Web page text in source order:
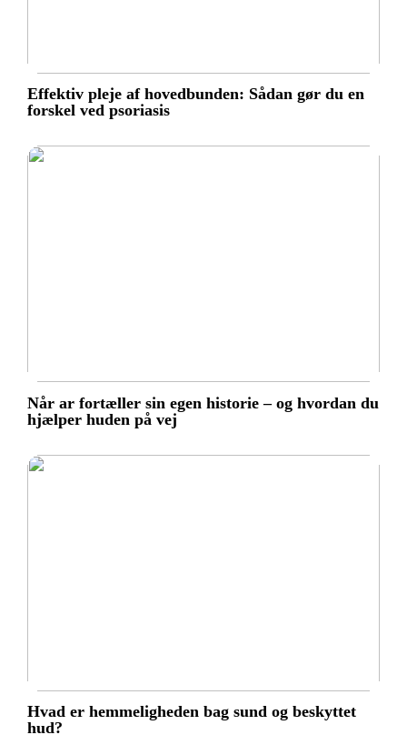
Effektiv pleje af hovedbunden: Sådan gør du en
forskel ved psoriasis
Når ar fortæller sin egen historie – og hvordan du
hjælper huden på vej
Hvad er hemmeligheden bag sund og beskyttet
hud?